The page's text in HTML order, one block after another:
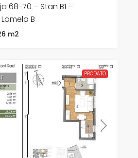
68-70 – Stan B1 –
B
m2
PRODATO